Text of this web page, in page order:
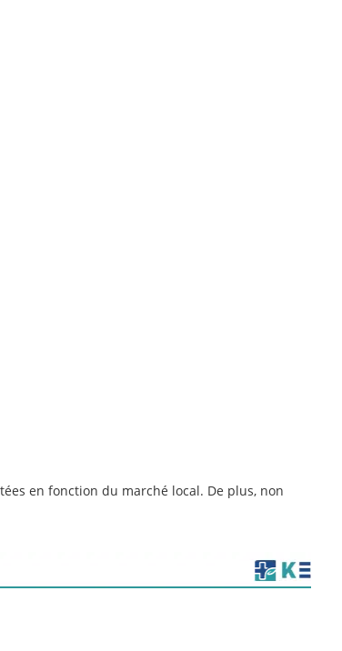
en fonction du marché local. De plus, non